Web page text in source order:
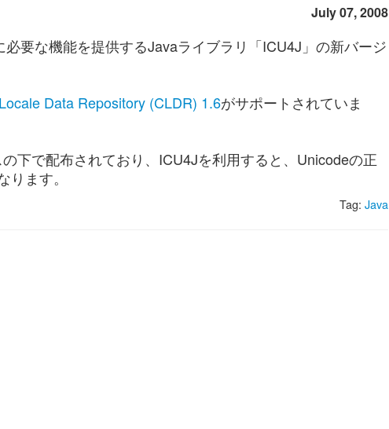
July 07, 2008
要な機能を提供するJavaライブラリ「ICU4J」の新バージ
Data Repository (CLDR) 1.6がサポートされていま
下で配布されており、ICU4Jを利用すると、Unicodeの正
ます。
Tag:Java